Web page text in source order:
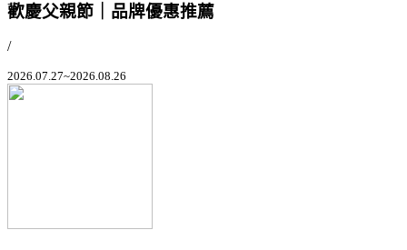
歡慶父親節｜品牌優惠推薦
/
2026.07.27~2026.08.26